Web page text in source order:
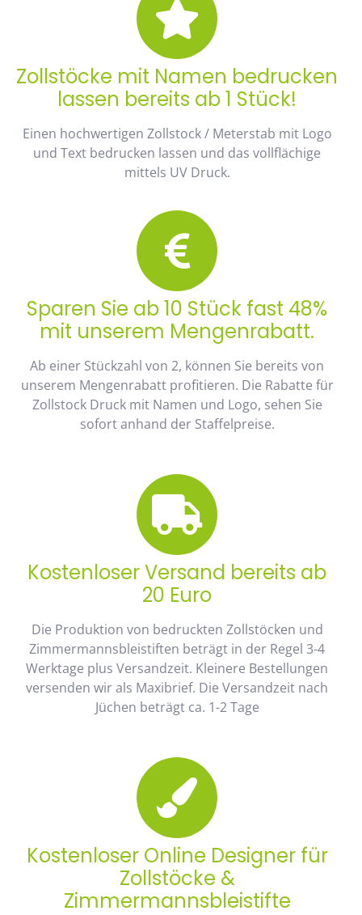
Zollstöcke mit Namen bedrucken
lassen bereits ab 1 Stück!
Einen hochwertigen Zollstock / Meterstab mit Logo
und Text bedrucken lassen und das vollflächige
mittels UV Druck.
Sparen Sie ab 10 Stück fast 48%
mit unserem Mengenrabatt.
Ab einer Stückzahl von 2, können Sie bereits von
unserem Mengenrabatt profitieren. Die Rabatte für
Zollstock Druck mit Namen und Logo, sehen Sie
sofort anhand der Staffelpreise.
Kostenloser Versand bereits ab
20 Euro
Die Produktion von bedruckten Zollstöcken und
Zimmermannsbleistiften beträgt in der Regel 3-4
Werktage plus Versandzeit. Kleinere Bestellungen
versenden wir als Maxibrief. Die Versandzeit nach
Jüchen beträgt ca. 1-2 Tage
Kostenloser Online Designer für
Zollstöcke &
Zimmermannsbleistifte